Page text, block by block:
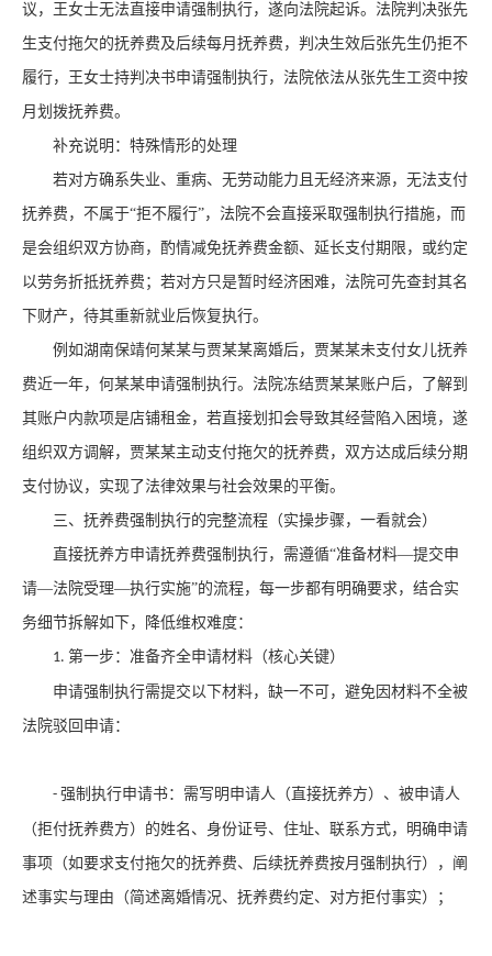
议，王女士无法直接申请强制执行，遂向法院起诉。法院判决张先
生支付拖欠的抚养费及后续每月抚养费，判决生效后张先生仍拒不
履行，王女士持判决书申请强制执行，法院依法从张先生工资中按
月划拨抚养费。
补充说明：特殊情形的处理
若对方确系失业、重病、无劳动能力且无经济来源，无法支付
抚养费，不属于“拒不履行”，法院不会直接采取强制执行措施，而
是会组织双方协商，酌情减免抚养费金额、延长支付期限，或约定
以劳务折抵抚养费；若对方只是暂时经济困难，法院可先查封其名
下财产，待其重新就业后恢复执行。
例如湖南保靖何某某与贾某某离婚后，贾某某未支付女儿抚养
费近一年，何某某申请强制执行。法院冻结贾某某账户后，了解到
其账户内款项是店铺租金，若直接划扣会导致其经营陷入困境，遂
组织双方调解，贾某某主动支付拖欠的抚养费，双方达成后续分期
支付协议，实现了法律效果与社会效果的平衡。
三、抚养费强制执行的完整流程（实操步骤，一看就会）
直接抚养方申请抚养费强制执行，需遵循“准备材料—提交申
请—法院受理—执行实施”的流程，每一步都有明确要求，结合实
务细节拆解如下，降低维权难度：
1. 第一步：准备齐全申请材料（核心关键）
申请强制执行需提交以下材料，缺一不可，避免因材料不全被
法院驳回申请：
- 强制执行申请书：需写明申请人（直接抚养方）、被申请人
（拒付抚养费方）的姓名、身份证号、住址、联系方式，明确申请
事项（如要求支付拖欠的抚养费、后续抚养费按月强制执行），阐
述事实与理由（简述离婚情况、抚养费约定、对方拒付事实）；